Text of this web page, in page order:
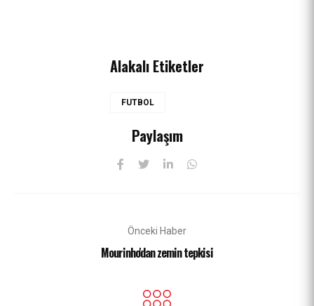
Alakalı Etiketler
FUTBOL
Paylaşım
Önceki Haber
Mourinho'dan zemin tepkisi